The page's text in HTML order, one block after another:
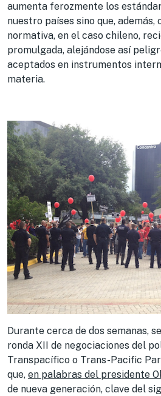
aumenta ferozmente los
nuestro países sino que,
normativa, en el caso chileno,
promulgada, alejándose así
aceptados en instrumentos
materia.
Durante cerca de dos semanas,
ronda XII de negociaciones del
Transpacífico o Trans-Pacific
que, en palabras del presidente
de nueva generación, clave del